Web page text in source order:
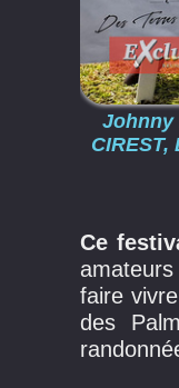
Johnny
Ce
faire
des